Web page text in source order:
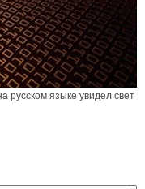
русском языке увидел свет